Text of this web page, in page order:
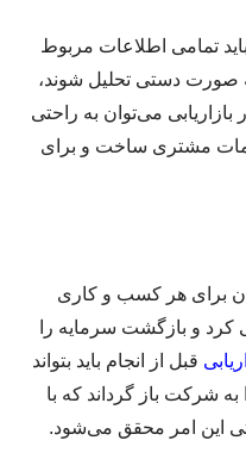
تمامی اطلاعات مربوط
صورت دستی تحلیل شوند،
می‌توان به راحتی
مشتری ساخت و برای
برای هر کسب و کاری
کرد و بازگشت سرمایه را
قبل از انجام باید بتواند
شرکت باز گرداند که با
این امر محقق می‌شود.